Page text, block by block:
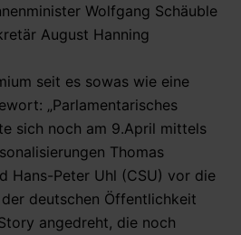
Wolfgang Schäuble
August Hanning
seit es sowas wie eine
„Parlamentarisches
sich noch am 9.April mittels
Thomas
Hans-Peter Uhl (CSU) vor die
deutschen Öffentlichkeit
angedreht, die noch